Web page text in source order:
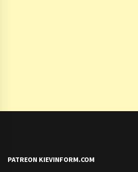
PATREON KIEVINFORM.COM